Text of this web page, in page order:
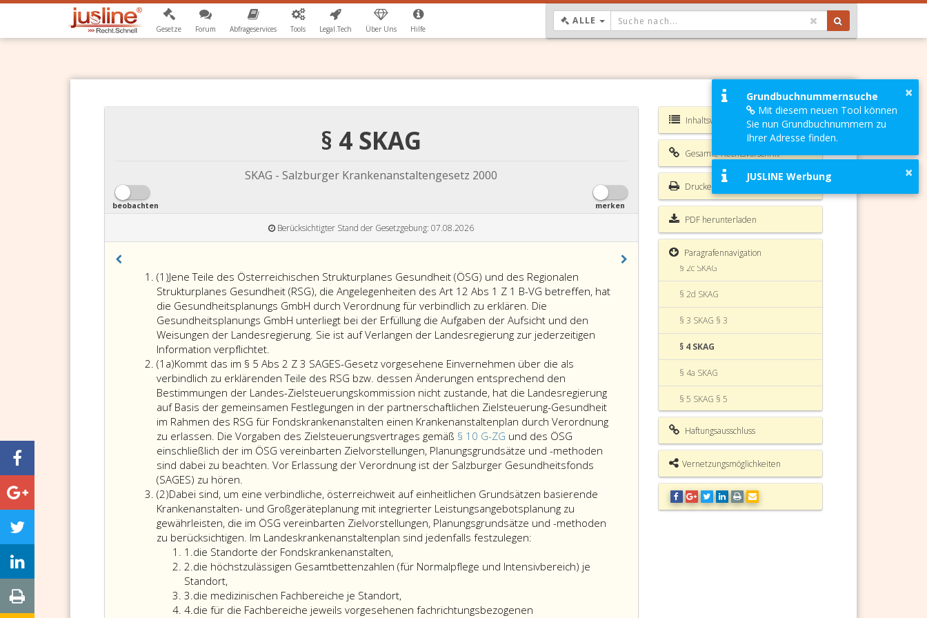
Gesetze Forum Abfrageservices Tools Legal.Tech Über Uns Hilfe
ALLE DROPDOWN: GEWÄHLTER WERT IST ALLE
§ 4 SKAG
SKAG - Salzburger Krankenanstaltengesetz 2000
beobachten merken
Berücksichtigter Stand der Gesetzgebung: 07.08.2026
(1)Absatz
eins
Jene Teile des Österreichischen Strukturplanes Gesundheit (ÖSG) und des Regionalen
Strukturplanes Gesundheit (RSG), die Angelegenheiten des Art 12 Abs 1 Z 1 B-VG betreffen, hat
die Gesundheitsplanungs GmbH durch Verordnung für verbindlich zu erklären. Die
Gesundheitsplanungs GmbH unterliegt bei der Erfüllung die Aufgaben der Aufsicht und den
Weisungen der Landesregierung. Sie ist auf Verlangen der Landesregierung zur jederzeitigen
Information verpflichtet.
Teile
des
Österreichischen
Strukturplanes
Gesundheit
(ÖSG)
und
des
Strukturplanes
Gesundheit
(RSG),
die
Angelegenheiten
des
12,
Absatz
(1a)Absatz
eins
a
Kommt das im § 5 Abs 2 Z 3 SAGES-Gesetz vorgesehene Einvernehmen über die als
verbindlich zu erklärenden Teile des RSG bzw. dessen Änderungen entsprechend den
Bestimmungen der Landes-Zielsteuerungskommission nicht zustande, hat die Landesregierung
auf Basis der gemeinsamen Festlegungen in der partnerschaftlichen Zielsteuerung-Gesundheit
im Rahmen des RSG für Fondskrankenanstalten einen Krankenanstaltenplan durch Verordnung
zu erlassen. Die Vorgaben des Zielsteuerungsvertrages gemäß § 10 G-ZG und des ÖSG
einschließlich der im ÖSG vereinbarten Zielvorstellungen, Planungsgrundsätze und -methoden
sind dabei zu beachten. Vor Erlassung der Verordnung ist der Salzburger Gesundheitsfonds
(SAGES) zu hören.
das
im
Paragraph
5,
Absatz
2,
3,
SAGES-
(2)Absatz
2
Dabei sind, um eine verbindliche, österreichweit auf einheitlichen Grundsätzen basierende
Krankenanstalten- und Großgeräteplanung mit integrierter Leistungsangebotsplanung zu
gewährleisten, die im ÖSG vereinbarten Zielvorstellungen, Planungsgrundsätze und -methoden
zu berücksichtigen. Im Landeskrankenanstaltenplan sind jedenfalls festzulegen:
1.Ziffer
eins
die Standorte der Fondskrankenanstalten,
2.Ziffer
2
die höchstzulässigen Gesamtbettenzahlen (für Normalpflege und Intensivbereich) je
Standort,
3.Ziffer
3
die medizinischen Fachbereiche je Standort,
4.Ziffer
die für die Fachbereiche jeweils vorgesehenen fachrichtungsbezogenen
Inhaltsverzeichnis SKAG
Gesamte Rechtsvorschrift
Drucken
PDF herunterladen
Paragrafennavigation
§ 1 SKAG
§ 2 SKAG
§ 2a SKAG
§ 2b SKAG
§ 2c SKAG
§ 2d SKAG
§ 3 SKAG § 3
§ 4 SKAG
§ 4a SKAG
§ 5 SKAG § 5
§ 6 SKAG § 6
§ 7 SKAG
§ 8 SKAG
§ 9 SKAG
Haftungsausschluss
Vernetzungsmöglichkeiten
×
Grundbuchnummernsuche
Mit diesem neuen Tool können
Sie nun Grundbuchnummern zu
Ihrer Adresse finden.
×
JUSLINE Werbung